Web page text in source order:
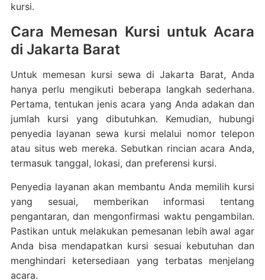
kursi.
Cara Memesan Kursi untuk Acara
di Jakarta Barat
Untuk memesan kursi sewa di Jakarta Barat, Anda
hanya perlu mengikuti beberapa langkah sederhana.
Pertama, tentukan jenis acara yang Anda adakan dan
jumlah kursi yang dibutuhkan. Kemudian, hubungi
penyedia layanan sewa kursi melalui nomor telepon
atau situs web mereka. Sebutkan rincian acara Anda,
termasuk tanggal, lokasi, dan preferensi kursi.
Penyedia layanan akan membantu Anda memilih kursi
yang sesuai, memberikan informasi tentang
pengantaran, dan mengonfirmasi waktu pengambilan.
Pastikan untuk melakukan pemesanan lebih awal agar
Anda bisa mendapatkan kursi sesuai kebutuhan dan
menghindari ketersediaan yang terbatas menjelang
acara.